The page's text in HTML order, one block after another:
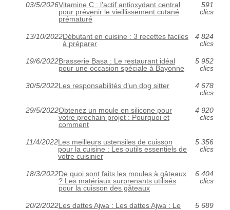
03/5/2026Vitamine C : l’actif antioxydant central
pour prévenir le vieillissement cutané
prématuré
591
clics
13/10/2022Débutant en cuisine : 3 recettes faciles
à préparer
4 824
clics
19/6/2022Brasserie Basa : Le restaurant idéal
pour une occasion spéciale à Bayonne
5 952
clics
30/5/2022Les responsabilités d’un dog sitter
4 678
clics
29/5/2022Obtenez un moule en silicone pour
votre prochain projet : Pourquoi et
comment
4 920
clics
11/4/2022Les meilleurs ustensiles de cuisson
pour la cuisine : Les outils essentiels de
votre cuisinier
5 356
clics
18/3/2022De quoi sont faits les moules à gâteaux
? Les matériaux surprenants utilisés
pour la cuisson des gâteaux
6 404
clics
20/2/2022Les dattes Ajwa : Les dattes Ajwa : Le
5 689